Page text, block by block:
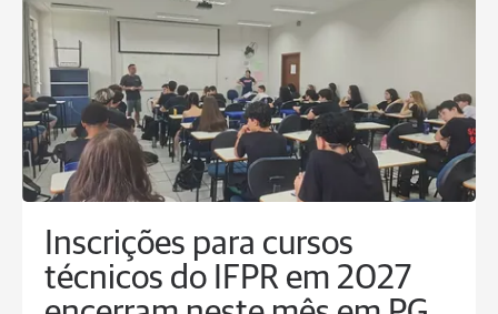
Inscrições para cursos
técnicos do IFPR em 2027